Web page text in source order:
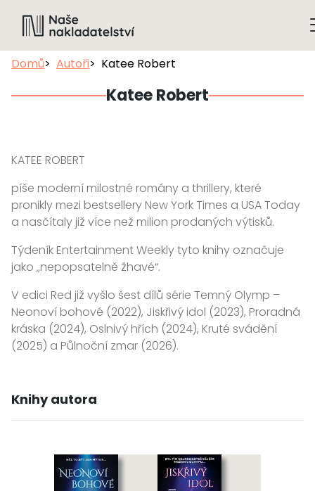
Domů Autoři Katee Robert
Katee Robert
KATEE ROBERT
píše moderní milostné romány a thrillery, které
pronikly mezi bestsellery New York Times a USA Today
a nasčítaly již více než milion prodaných výtisků.
Týdeník Entertainment Weekly tyto knihy označuje
jako „nepopsatelně žhavé“.
V edici Red již vyšlo šest dílů série Temný Olymp –
Neonoví bohové (2022), Jiskřivý idol (2023), Proradná
kráska (2024), Oslnivý hřích (2024), Kruté svádění
(2025) a Půlnoční zmar (2026).
Knihy autora